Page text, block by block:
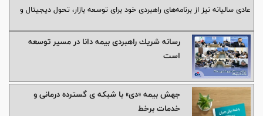
عادی سالیانه نیز از برنامه‌های راهبردی خود برای توسعه بازار، تحول دیجیتال و
تثبیت جایگاه خود در صنعت بیمه کشور حکایت دارد.
رسانه شریك راهبردی بیمه دانا در مسیر توسعه
است
جهش بیمه «دی» با شبکه ی گسترده درمانی و
خدمات برخط